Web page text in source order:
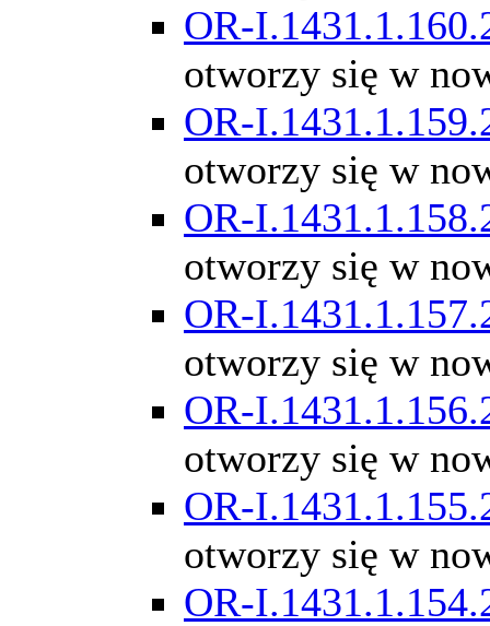
OR-
otworzy się w
OR-
otworzy się w
OR-
otworzy się w
OR-
otworzy się w
OR-
otworzy się w
OR-
otworzy się w
OR-